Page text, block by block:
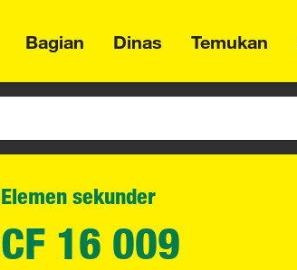
Bagian Dinas Temukan
Elemen sekunder
CF 16 009